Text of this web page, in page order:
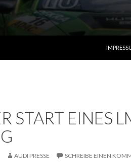
START EINES
AUDI PRESSE SCHREIBE EINEN